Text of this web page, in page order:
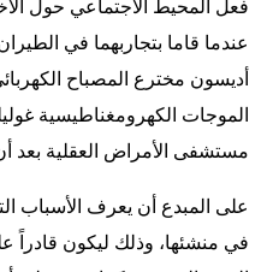
فعل المحيط الاجتماعي حول
عندما قاما بتجاربهما في
أديسون مخترع المصباح
الموجات الكهرومغناطيسية
مستشفى الأمراض العقلية بعد
على المبدع أن يعرف الأسباب
في منشئها، وذلك ليكون قادراً